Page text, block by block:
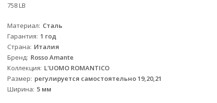
758 LB
Материал Сталь
Гарантия 1 год
Страна Италия
Бренд Rosso Amante
Коллекция L'UOMO ROMANTICO
Размер регулируется самостоятельно 19,20,21
Ширина 5 мм